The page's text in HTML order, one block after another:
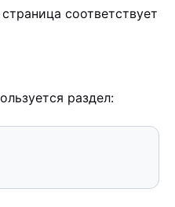
соответствует
раздел: